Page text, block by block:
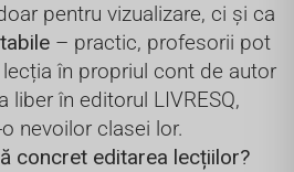
pentru vizualizare, ci și ca
– practic, profesorii pot
în propriul cont de autor
în editorul LIVRESQ,
nevoilor clasei lor.
concret editarea lecțiilor?